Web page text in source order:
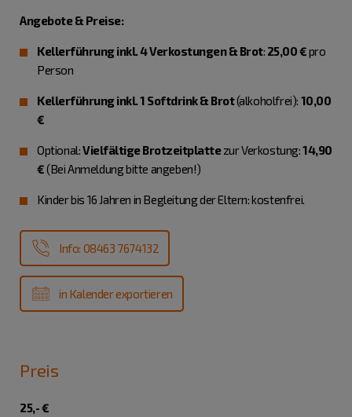
Angebote & Preise:
Kellerführung inkl. 4 Verkostungen & Brot: 25,00 €pro
Person
Kellerführung inkl. 1 Softdrink & Brot(alkoholfrei): 10,00
€
Optional:Vielfältige Brotzeitplattezur Verkostung:14,90
€(Bei Anmeldung bitte angeben!)
Kinder bis 16 Jahren in Begleitung der Eltern: kostenfrei.
Info: 08463 7674132
in Kalender exportieren
Preis
25,- €